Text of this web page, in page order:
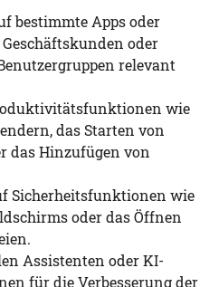
bestimmte Apps oder
oder
relevant
wie
das Starten von
das Hinzufügen von
Sicherheitsfunktionen wie
oder das Öffnen
Assistenten oder KI-
für die Verbesserung der